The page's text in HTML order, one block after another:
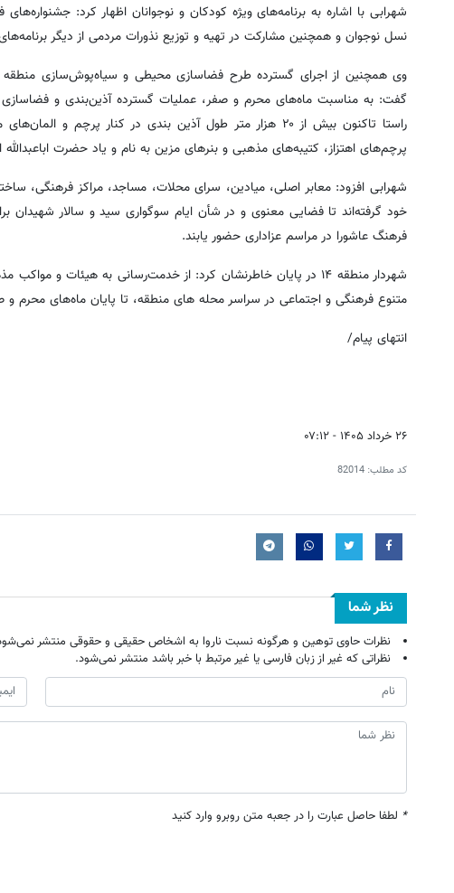
شهرابی با اشاره به برنامه‌های ویژه کودکان و نوجوانان اظهار کرد:
نسل نوجوان و همچنین مشارکت در تهیه و توزیع نذورات مردمی از دیگر
وی همچنین از اجرای گسترده طرح فضاسازی محیطی و سیاه‌پوش‌سازی
گفت: به مناسبت ماه‌های محرم و صفر، عملیات گسترده آذین‌بندی و فضاسازی
راستا تاکنون بیش از ۲۰ هزار متر طول آذین بندی در کنار
پرچم‌های اهتزاز، کتیبه‌های مذهبی و بنرهای مزین به نام و یاد حضرت
شهرابی افزود: معابر اصلی، میادین، سرای محلات، مساجد، مراکز فرهنگی،
خود گرفته‌اند تا فضایی معنوی و در شأن ایام سوگواری سید و سالار شهیدان
فرهنگ عاشورا در مراسم عزاداری حضور یابند.
شهردار منطقه ۱۴ در پایان خاطرنشان کرد: از خدمت‌رسانی به هیئات و
متنوع فرهنگی و اجتماعی در سراسر محله های منطقه، تا پایان ماه‌های محرم
انتهای پیام/
۲۶ خرداد ۱۴۰۵ - ۰۷:۱۲
کد مطلب: 82014
نظر شما
نظرات حاوی توهین و هرگونه نسبت ناروا به اشخاص حقیقی و حقوقی منتشر
نظراتی که غیر از زبان فارسی یا غیر مرتبط با خبر باشد منتشر نمی‌شود.
* لطفا حاصل عبارت را در جعبه متن روبرو وارد کنید